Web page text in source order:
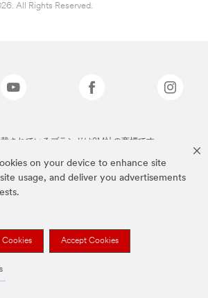
on your device to enhance site
usage, and deliver you advertisements
Cookies Accept Cookies
All Rights Reserved.
されているブランドは3M社の商標です。